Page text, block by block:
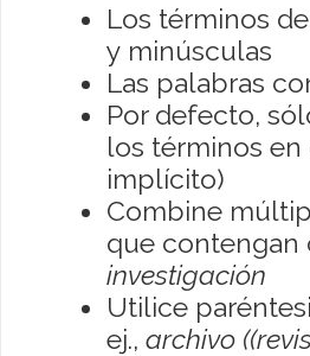
Los términos
y minúsculas
Las palabras
Por defecto,
los términos
implícito)
Combine
que contengan
investigación
Utilice
ej., archivo